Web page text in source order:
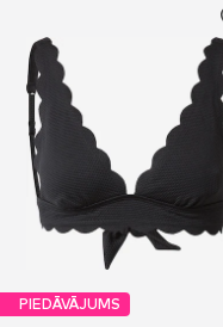
PIEDĀVĀJUMS